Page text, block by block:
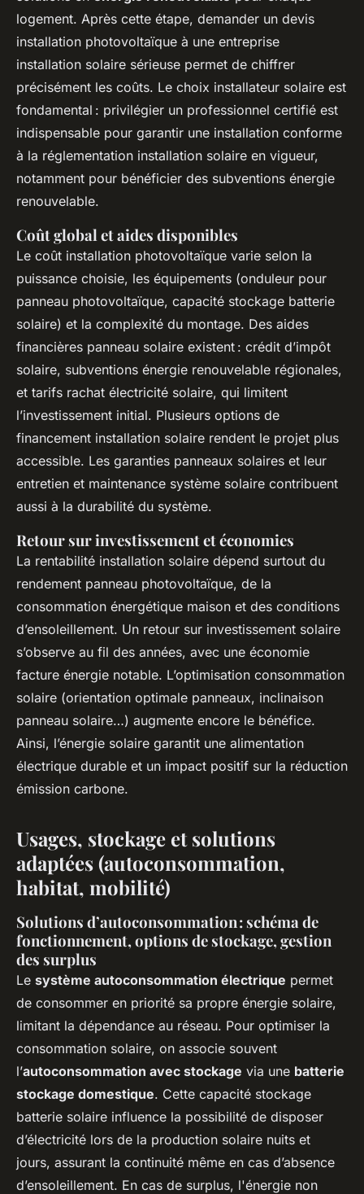
logement. Après cette étape, demander un devis
installation photovoltaïque à une entreprise
installation solaire sérieuse permet de chiffrer
précisément les coûts. Le choix installateur solaire est
fondamental : privilégier un professionnel certifié est
indispensable pour garantir une installation conforme
à la réglementation installation solaire en vigueur,
notamment pour bénéficier des subventions énergie
renouvelable.
Coût global et aides disponibles
Le coût installation photovoltaïque varie selon la
puissance choisie, les équipements (onduleur pour
panneau photovoltaïque, capacité stockage batterie
solaire) et la complexité du montage. Des aides
financières panneau solaire existent : crédit d’impôt
solaire, subventions énergie renouvelable régionales,
et tarifs rachat électricité solaire, qui limitent
l’investissement initial. Plusieurs options de
financement installation solaire rendent le projet plus
accessible. Les garanties panneaux solaires et leur
entretien et maintenance système solaire contribuent
aussi à la durabilité du système.
Retour sur investissement et économies
La rentabilité installation solaire dépend surtout du
rendement panneau photovoltaïque, de la
consommation énergétique maison et des conditions
d’ensoleillement. Un retour sur investissement solaire
s’observe au fil des années, avec une économie
facture énergie notable. L’optimisation consommation
solaire (orientation optimale panneaux, inclinaison
panneau solaire…) augmente encore le bénéfice.
Ainsi, l’énergie solaire garantit une alimentation
électrique durable et un impact positif sur la réduction
émission carbone.
Usages, stockage et solutions
adaptées (autoconsommation,
habitat, mobilité)
Solutions d’autoconsommation : schéma de
fonctionnement, options de stockage, gestion
des surplus
Le système autoconsommation électrique permet
de consommer en priorité sa propre énergie solaire,
limitant la dépendance au réseau. Pour optimiser la
consommation solaire, on associe souvent
l’autoconsommation avec stockage via une batterie
stockage domestique. Cette capacité stockage
batterie solaire influence la possibilité de disposer
d’électricité lors de la production solaire nuits et
jours, assurant la continuité même en cas d’absence
d’ensoleillement. En cas de surplus, l'énergie non